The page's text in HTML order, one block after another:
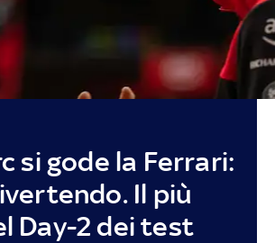
si gode la Ferrari:
Il più
Day-2 dei test